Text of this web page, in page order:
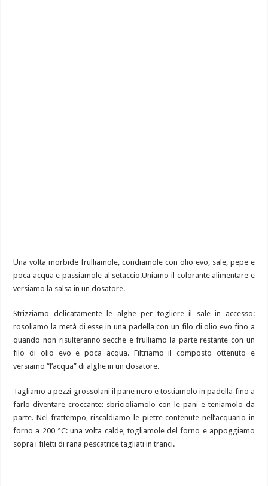
Una volta morbide frulliamole, condiamole con olio evo, sale, pepe e
poca acqua e passiamole al setaccio.Uniamo il colorante alimentare e
versiamo la salsa in un dosatore.
Strizziamo delicatamente le alghe per togliere il sale in accesso:
rosoliamo la metà di esse in una padella con un filo di olio evo fino a
quando non risulteranno secche e frulliamo la parte restante con un
filo di olio evo e poca acqua. Filtriamo il composto ottenuto e
versiamo “l’acqua” di alghe in un dosatore.
Tagliamo a pezzi grossolani il pane nero e tostiamolo in padella fino a
farlo diventare croccante: sbricioliamolo con le pani e teniamolo da
parte. Nel frattempo, riscaldiamo le pietre contenute nell’acquario in
forno a 200 °C: una volta calde, togliamole del forno e appoggiamo
sopra i filetti di rana pescatrice tagliati in tranci.